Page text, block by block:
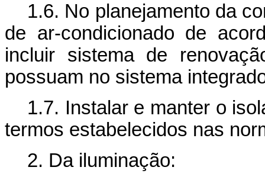
1.6. No planejamento da
de ar-condicionado de
incluir sistema de
possuam no sistema
1.7. Instalar e manter o
termos estabelecidos nas
2. Da iluminação: